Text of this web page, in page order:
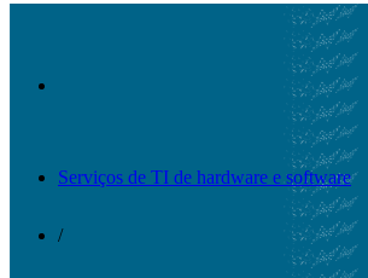
Serviços de TI de hardware e software
/